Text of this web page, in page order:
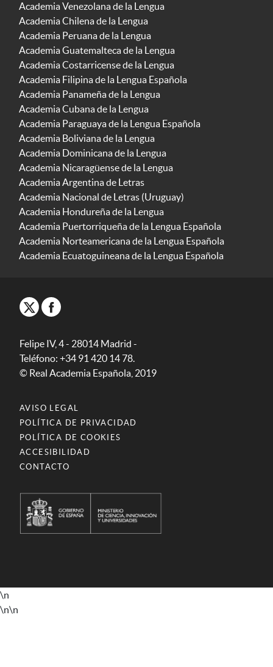
Academia Venezolana de la Lengua
Academia Chilena de la Lengua
Academia Peruana de la Lengua
Academia Guatemalteca de la Lengua
Academia Costarricense de la Lengua
Academia Filipina de la Lengua Española
Academia Panameña de la Lengua
Academia Cubana de la Lengua
Academia Paraguaya de la Lengua Española
Academia Boliviana de la Lengua
Academia Dominicana de la Lengua
Academia Nicaragüense de la Lengua
Academia Argentina de Letras
Academia Nacional de Letras (Uruguay)
Academia Hondureña de la Lengua
Academia Puertorriqueña de la Lengua Española
Academia Norteamericana de la Lengua Española
Academia Ecuatoguineana de la Lengua Española
Felipe IV, 4 - 28014 Madrid -
Teléfono: +34 91 420 14 78.
© Real Academia Española, 2019
AVISO LEGAL
POLÍTICA DE PRIVACIDAD
POLÍTICA DE COOKIES
ACCESIBILIDAD
CONTACTO
\n
\n\n